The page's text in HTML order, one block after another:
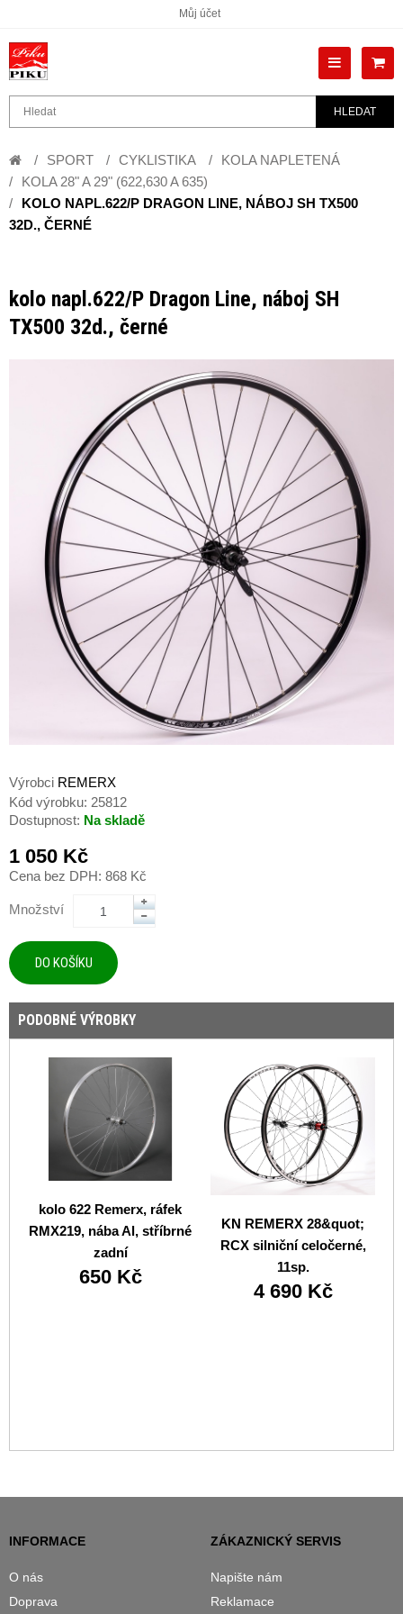
Můj účet
HLEDAT
SPORT CYKLISTIKA
KOLA NAPLETENÁ
KOLA 28" A 29" (622,630 A 635)
KOLO NAPL.622/P DRAGON LINE, NÁBOJ SH TX500
32D., ČERNÉ
kolo napl.622/P Dragon Line, náboj SH
TX500 32d., černé
Výrobci REMERX
Kód výrobku: 25812
Dostupnost: Na skladě
1 050 Kč
Cena bez DPH: 868 Kč
Množství
PODOBNÉ VÝROBKY
kolo 622 Remerx, ráfek
RMX219, nába Al, stříbrné
zadní
650 Kč
KN REMERX 28&quot;
RCX silniční celočerné,
11sp.
4 690 Kč
INFORMACE
O nás
Doprava
ZÁKAZNICKÝ SERVIS
Napište nám
Reklamace